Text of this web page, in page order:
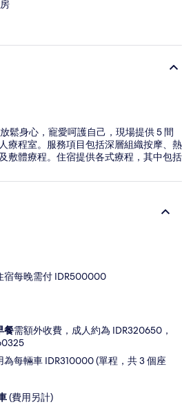
鬆身心，寵愛呵護自己，現場提供 5 間
療程室。服務項目包括深層組織按摩、熱
敷體療程。住宿提供各式療程，其中包括
宿每晚需付 IDR500000
餐需額外收費，成人約為 IDR320650，
為每輛車 IDR310000 (單程，共 3 個座
(費用另計)